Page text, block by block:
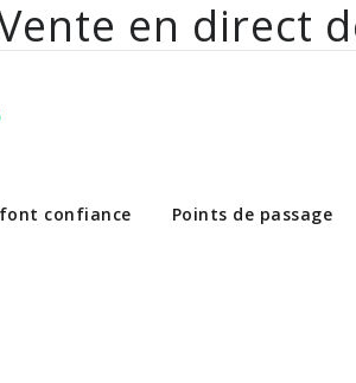
en direct
de poulets bio aux
confiance Points de passage